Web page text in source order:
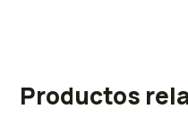
Productos